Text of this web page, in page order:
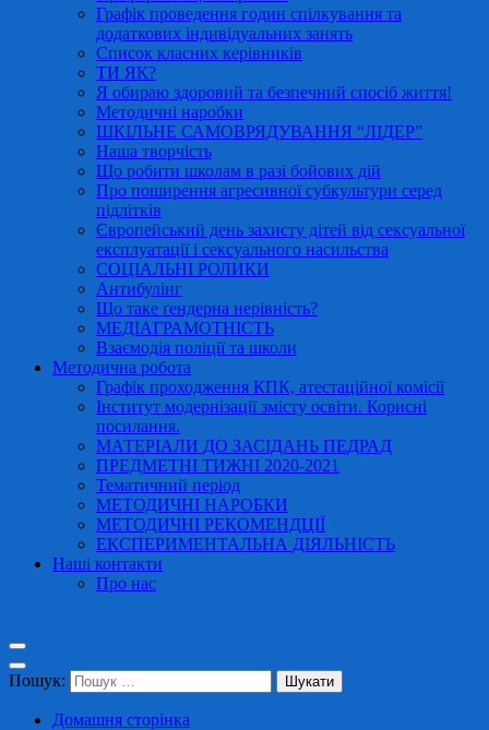
Графік проведення годин спілкування та
додаткових індивідуальних занять
Список класних керівників
ТИ ЯК?
Я обираю здоровий та безпечний спосіб життя!
Методичні наробки
ШКІЛЬНЕ САМОВРЯДУВАННЯ “ЛІДЕР”
Наша творчість
Що робити школам в разі бойових дій
Про поширення агресивної субкультури серед
підлітків
Європейський день захисту дітей від сексуальної
експлуатації і сексуального насильства
СОЦІАЛЬНІ РОЛИКИ
Антибулінг
Що таке ґендерна нерівність?
МЕДІАГРАМОТНІСТЬ
Взаємодія поліції та школи
Методична робота
Графік проходження КПК, атестаційної комісії
Інститут модернізації змісту освіти. Корисні
посилання.
МАТЕРІАЛИ ДО ЗАСІДАНЬ ПЕДРАД
ПРЕДМЕТНІ ТИЖНІ 2020-2021
Тематичний період
МЕТОДИЧНІ НАРОБКИ
МЕТОДИЧНІ РЕКОМЕНДЦІЇ
ЕКСПЕРИМЕНТАЛЬНА ДІЯЛЬНІСТЬ
Наші контакти
Про нас
Пошук:
Домашня сторінка